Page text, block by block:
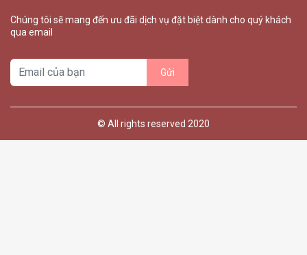
Chúng tôi sẽ mang đến ưu đãi dịch vụ đặt biệt dành cho quý khách
qua email
© All rights reserved 2020